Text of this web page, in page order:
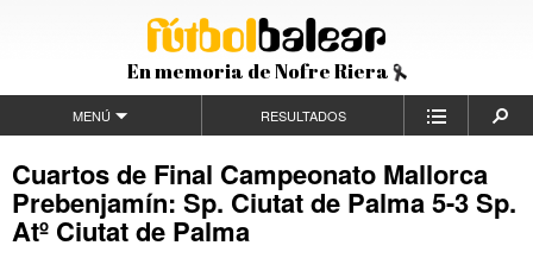
En memoria de Nofre Riera
MENÚ RESULTADOS
Cuartos de Final Campeonato Mallorca
Prebenjamín: Sp. Ciutat de Palma 5-3 Sp.
Atº Ciutat de Palma